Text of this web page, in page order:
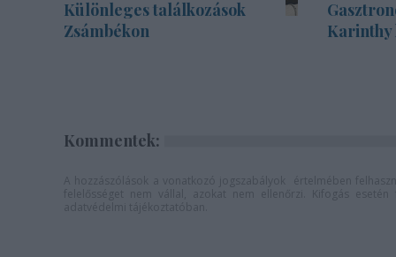
Különleges találkozások
Zsámbékon
Karinthy
Kommentek: